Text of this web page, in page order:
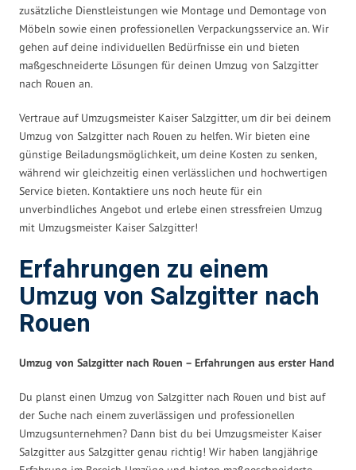
zusätzliche Dienstleistungen wie Montage und Demontage von
Möbeln sowie einen professionellen Verpackungsservice an. Wir
gehen auf deine individuellen Bedürfnisse ein und bieten
maßgeschneiderte Lösungen für deinen Umzug von Salzgitter
nach Rouen an.
Vertraue auf Umzugsmeister Kaiser Salzgitter, um dir bei deinem
Umzug von Salzgitter nach Rouen zu helfen. Wir bieten eine
günstige Beiladungsmöglichkeit, um deine Kosten zu senken,
während wir gleichzeitig einen verlässlichen und hochwertigen
Service bieten. Kontaktiere uns noch heute für ein
unverbindliches Angebot und erlebe einen stressfreien Umzug
mit Umzugsmeister Kaiser Salzgitter!
Erfahrungen zu einem
Umzug von Salzgitter nach
Rouen
Umzug von Salzgitter nach Rouen – Erfahrungen aus erster Hand
Du planst einen Umzug von Salzgitter nach Rouen und bist auf
der Suche nach einem zuverlässigen und professionellen
Umzugsunternehmen? Dann bist du bei Umzugsmeister Kaiser
Salzgitter aus Salzgitter genau richtig! Wir haben langjährige